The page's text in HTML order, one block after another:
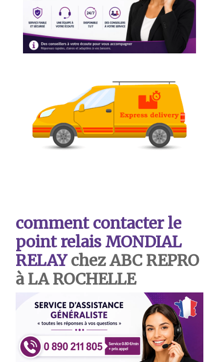
comment contacter le
point relais MONDIAL
RELAYchez ABC REPRO
à LA ROCHELLE